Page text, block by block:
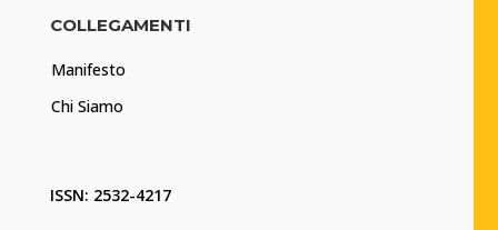
COLLEGAMENTI
Manifesto
Chi Siamo
ISSN: 2532-4217